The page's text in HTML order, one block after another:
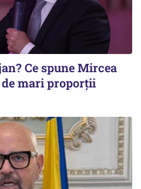
Ce spune Mircea
de mari proporții